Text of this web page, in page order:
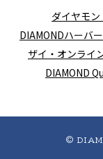
ダイヤモ
DIAMONDハーバ
ザイ・オンライ
DIAMOND
©